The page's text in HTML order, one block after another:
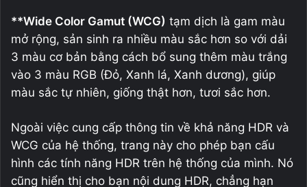
**Wide Color Gamut (WCG) tạm dịch là gam màu
mở rộng, sản sinh ra nhiều màu sắc hơn so với dải
3 màu cơ bản bằng cách bổ sung thêm màu trắng
vào 3 màu RGB (Đỏ, Xanh lá, Xanh dương), giúp
màu sắc tự nhiên, giống thật hơn, tươi sắc hơn.
Ngoài việc cung cấp thông tin về khả năng HDR và ​​
WCG của hệ thống, trang này cho phép bạn cấu
hình các tính năng HDR trên hệ thống của mình. Nó
cũng hiển thị cho bạn nội dung HDR, chẳng hạn